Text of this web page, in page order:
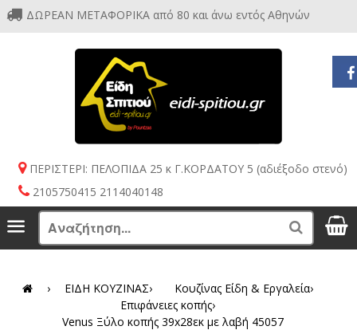
ΔΩΡΕΑΝ ΜΕΤΑΦΟΡΙΚΑ από 80 και άνω εντός Αθηνών
ΠΕΡΙΣΤΕΡΙ: ΠΕΛΟΠΙΔΑ 25 κ Γ.ΚΟΡΔΑΤΟΥ 5 (αδιέξοδο στενό)
2105750415 2114040148
Menu Search
› ΕΙΔΗ ΚΟΥΖΙΝΑΣ› Κουζίνας Είδη & Εργαλεία›
Επιφάνειες κοπής›
Venus Ξύλο κοπής 39x28εκ με λαβή 45057